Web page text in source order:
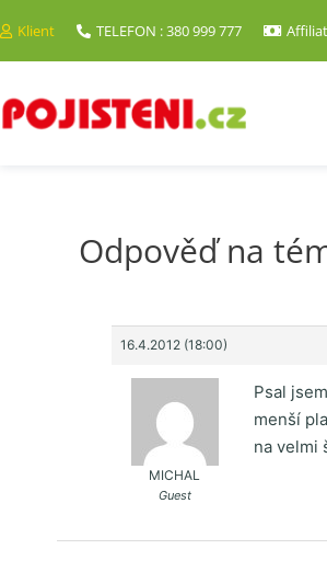
Klient TELEFON : 380 999 777
Odpověď na
16.4.2012 (18:00)
MICHAL
Guest
Psal
menší
na velmi